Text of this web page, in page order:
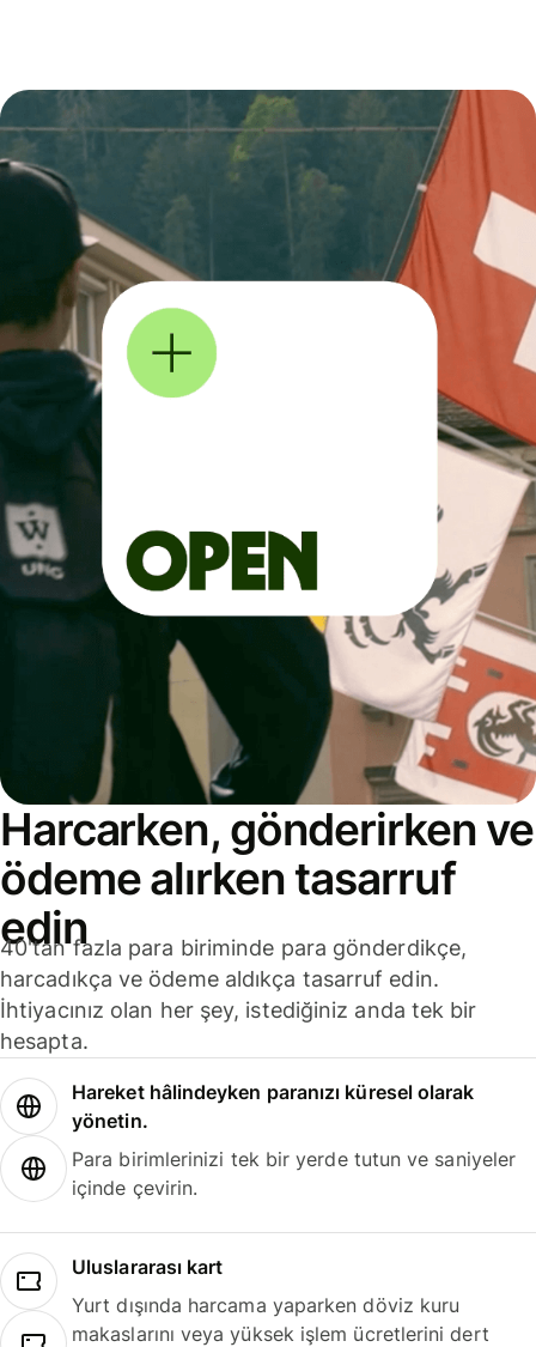
Harcarken, gönderirken ve
ödeme alırken tasarruf
edin
40'tan fazla para biriminde para gönderdikçe,
harcadıkça ve ödeme aldıkça tasarruf edin.
İhtiyacınız olan her şey, istediğiniz anda tek bir
hesapta.
Hareket hâlindeyken paranızı küresel olarak
yönetin.
Para birimlerinizi tek bir yerde tutun ve saniyeler
içinde çevirin.
Uluslararası kart
Yurt dışında harcama yaparken döviz kuru
makaslarını veya yüksek işlem ücretlerini dert